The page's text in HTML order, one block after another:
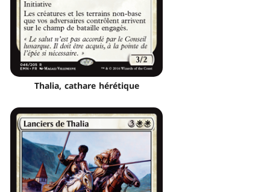
Thalia, cathare hérétique